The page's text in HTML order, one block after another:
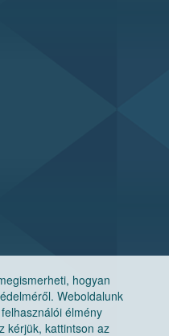
hogyan
Weboldalunk
élmény
kérjük, kattintson az